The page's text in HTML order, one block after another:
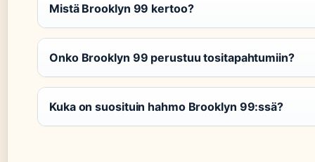
Mistä Brooklyn 99 kertoo?
Onko Brooklyn 99 perustuu tositapahtumiin?
Kuka on suosituin hahmo Brooklyn 99:ssä?